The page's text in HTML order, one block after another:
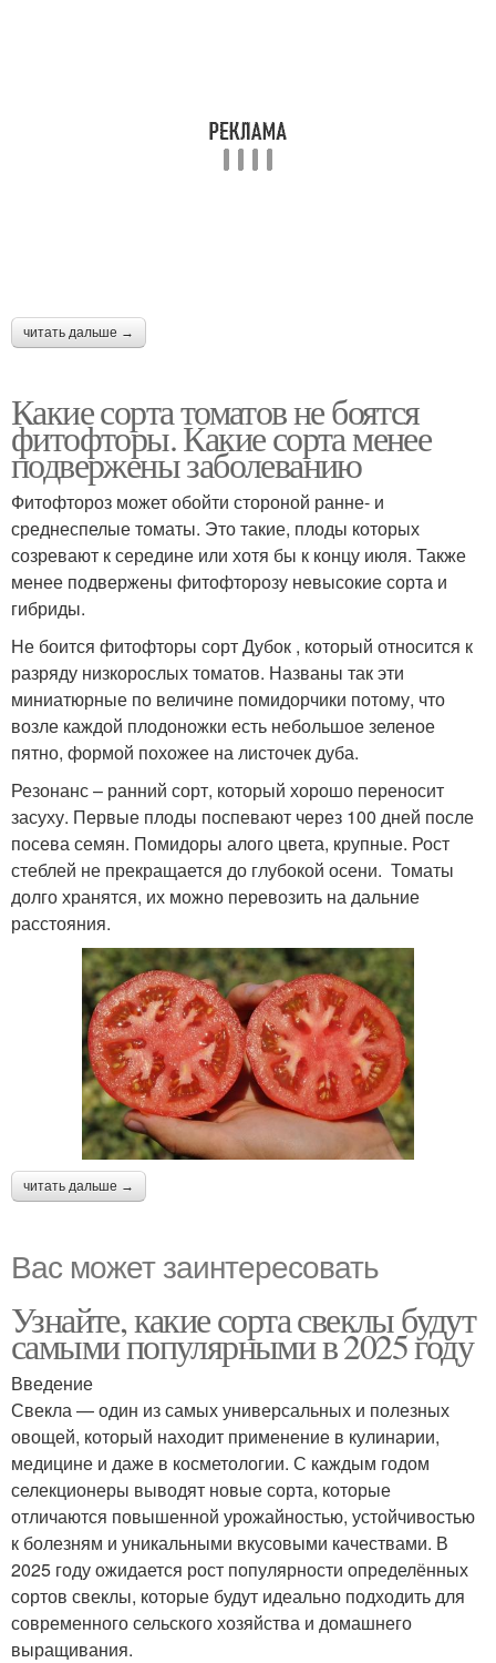
читать дальше →
Какие сорта томатов не боятся
фитофторы. Какие сорта менее
подвержены заболеванию
Фитофтороз может обойти стороной ранне- и
среднеспелые томаты. Это такие, плоды которых
созревают к середине или хотя бы к концу июля. Также
менее подвержены фитофторозу невысокие сорта и
гибриды.
Не боится фитофторы сорт Дубок , который относится к
разряду низкорослых томатов. Названы так эти
миниатюрные по величине помидорчики потому, что
возле каждой плодоножки есть небольшое зеленое
пятно, формой похожее на листочек дуба.
Резонанс – ранний сорт, который хорошо переносит
засуху. Первые плоды поспевают через 100 дней после
посева семян. Помидоры алого цвета, крупные. Рост
стеблей не прекращается до глубокой осени. Томаты
долго хранятся, их можно перевозить на дальние
расстояния.
читать дальше →
Вас может заинтересовать
Узнайте, какие сорта свеклы будут
самыми популярными в 2025 году
Введение
Свекла — один из самых универсальных и полезных
овощей, который находит применение в кулинарии,
медицине и даже в косметологии. С каждым годом
селекционеры выводят новые сорта, которые
отличаются повышенной урожайностью, устойчивостью
к болезням и уникальными вкусовыми качествами. В
2025 году ожидается рост популярности определённых
сортов свеклы, которые будут идеально подходить для
современного сельского хозяйства и домашнего
выращивания.